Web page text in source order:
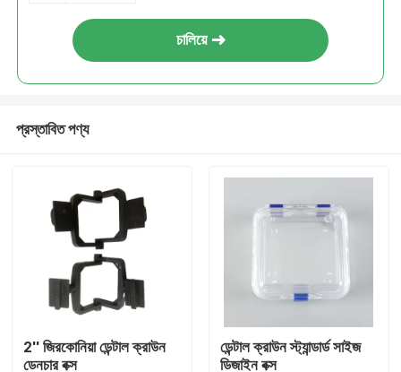
চালিয়ে
প্রস্তাবিত পণ্য
2'' জিরকোনিয়া ডেন্টাল ক্রাউন
ডেনচার বক্স
ডেন্টাল ক্রাউন স্ট্যান্ডার্ড সাইজ
ডিজাইন বক্স